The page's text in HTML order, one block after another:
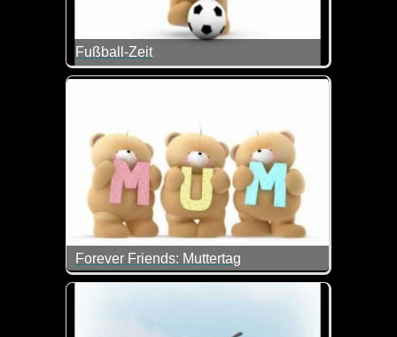
Fußball-Zeit
Heute geht die Fußball-EM los und wir hoffen
Forever Friends: Muttertag
Sind die Bärchen nicht klasse? Lieb und zugleich